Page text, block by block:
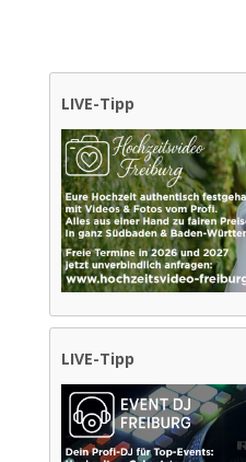
LIVE-Tipp
LIVE-Tipp